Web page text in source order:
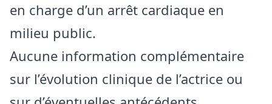
en charge d’un arrêt cardiaque en
milieu public.
Aucune information complémentaire
sur l’évolution clinique de l’actrice ou